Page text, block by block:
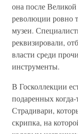
она после
революции ровно
музеи.
реквизировали,
власти среди
инструменты.
В Госколлекции
подаренных
Страдивари,
скрипка, на